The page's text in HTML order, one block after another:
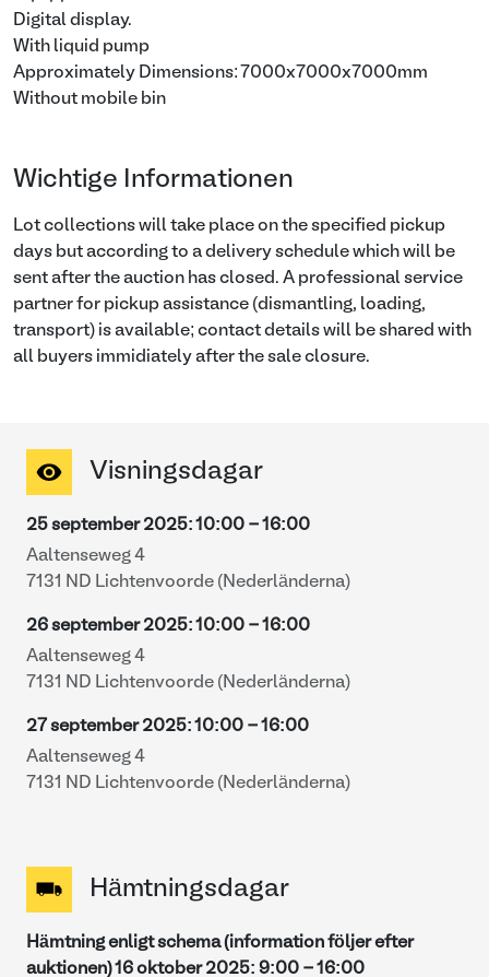
Digital display.
With liquid pump
Approximately Dimensions: 7000x7000x7000mm
Without mobile bin
Wichtige Informationen
Lot collections will take place on the specified pickup
days but according to a delivery schedule which will be
sent after the auction has closed. A professional service
partner for pickup assistance (dismantling, loading,
transport) is available; contact details will be shared with
all buyers immidiately after the sale closure.
Visningsdagar
25 september 2025: 10:00 - 16:00
Aaltenseweg 4
7131 ND Lichtenvoorde (Nederländerna)
26 september 2025: 10:00 - 16:00
Aaltenseweg 4
7131 ND Lichtenvoorde (Nederländerna)
27 september 2025: 10:00 - 16:00
Aaltenseweg 4
7131 ND Lichtenvoorde (Nederländerna)
Hämtningsdagar
Hämtning enligt schema (information följer efter
auktionen)16 oktober 2025: 9:00 - 16:00